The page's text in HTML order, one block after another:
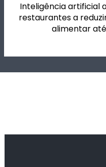
Inteligência artificial
restaurantes a
alimentar